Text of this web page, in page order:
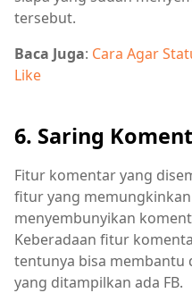
tersebut.
Baca Juga: Cara Agar
Like
6. Saring
Fitur komentar yang
fitur yang
menyembunyikan
Keberadaan fitur
tentunya bisa membantu
yang ditampilkan ada FB.